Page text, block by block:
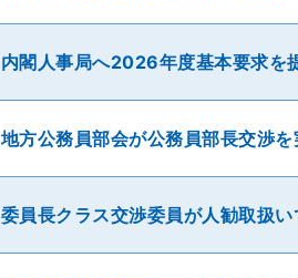
内閣人事局へ2026年度基本要求を
地方公務員部会が公務員部長交渉
委員長クラス交渉委員が人勧取扱